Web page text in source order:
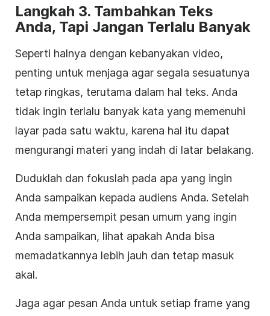
Langkah 3. Tambahkan Teks
Anda, Tapi Jangan Terlalu Banyak
Seperti halnya dengan kebanyakan video,
penting untuk menjaga agar segala sesuatunya
tetap ringkas, terutama dalam hal teks. Anda
tidak ingin terlalu banyak kata yang memenuhi
layar pada satu waktu, karena hal itu dapat
mengurangi materi yang indah di latar belakang.
Duduklah dan fokuslah pada apa yang ingin
Anda sampaikan kepada audiens Anda. Setelah
Anda mempersempit pesan umum yang ingin
Anda sampaikan, lihat apakah Anda bisa
memadatkannya lebih jauh dan tetap masuk
akal.
Jaga agar pesan Anda untuk setiap frame yang